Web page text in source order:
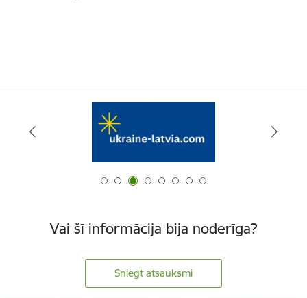
Vai šī informācija bija noderīga?
Sniegt atsauksmi